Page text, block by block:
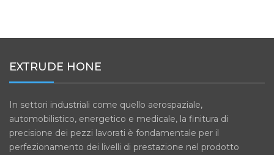
EXTRUDE HONE
In settori industriali come quello aerospaziale,
automobilistico, energetico e medicale, la finitura di
precisione dei pezzi lavorati è fondamentale per il
perfezionamento dei livelli di prestazione nel prodotto